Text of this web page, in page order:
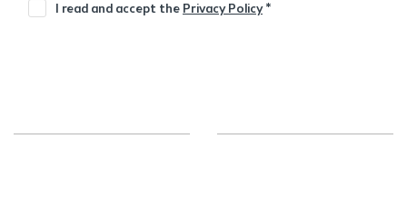
I read and accept the Privacy Policy*